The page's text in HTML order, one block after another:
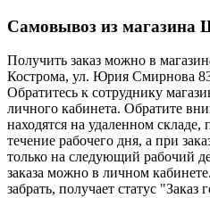
Самовывоз из магазина
Получить заказ можно в
Кострома, ул. Юрия Смирнова
Обратитесь к сотруднику
личного кабинета. Обратите
находятся на удаленном складе,
течение рабочего дня, а при
только на следующий рабочий
заказа можно в личном
забрать, получает статус "Заказ